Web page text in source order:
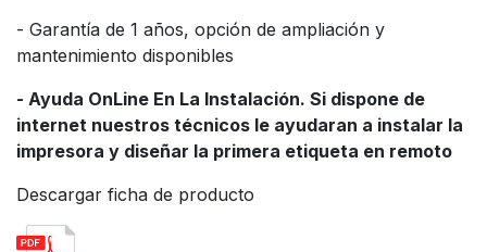
- Garantía de 1 años, opción de ampliación y
mantenimiento disponibles
- Ayuda OnLine En La Instalación. Si dispone de
internet nuestros técnicos le ayudaran a instalar la
impresora y diseñar la primera etiqueta en remoto
Descargar ficha de producto